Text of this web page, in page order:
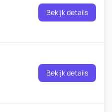
Bekijk details
Bekijk details